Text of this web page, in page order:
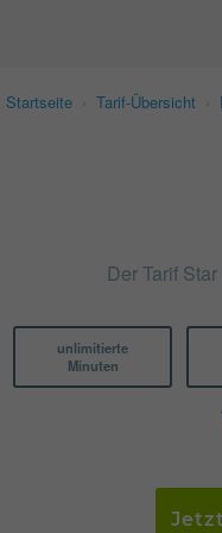
Startseite Tarif-Übersicht
Der Tarif
unlimitierte
Minuten